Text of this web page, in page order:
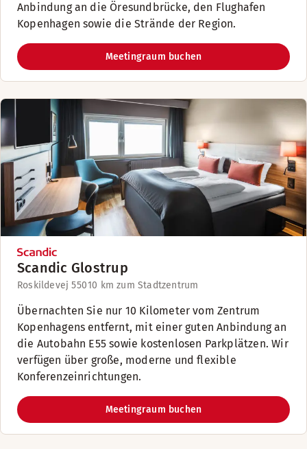
Anbindung an die Öresundbrücke, den Flughafen
Kopenhagen sowie die Strände der Region.
Meetingraum buchen
Scandic Glostrup
Roskildevej 55010 km zum Stadtzentrum
Übernachten Sie nur 10 Kilometer vom Zentrum
Kopenhagens entfernt, mit einer guten Anbindung an
die Autobahn E55 sowie kostenlosen Parkplätzen. Wir
verfügen über große, moderne und flexible
Konferenzeinrichtungen.
Meetingraum buchen